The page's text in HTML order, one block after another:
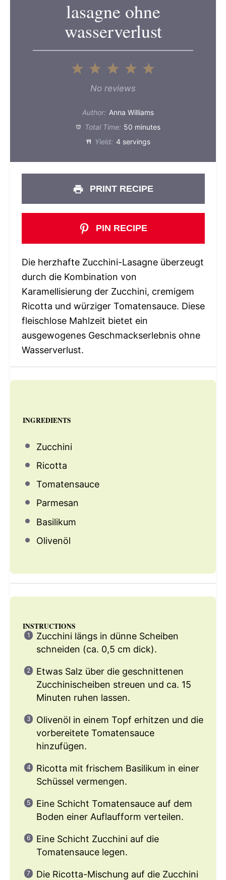
lasagne ohne
wasserverlust
4
3
Stars
2
Stars
Star
No reviews
Author: Anna Williams
Total Time: 50 minutes
Yield: 4 servings
PRINT RECIPE
PIN RECIPE
Die herzhafte Zucchini-Lasagne überzeugt
durch die Kombination von
Karamellisierung der Zucchini, cremigem
Ricotta und würziger Tomatensauce. Diese
fleischlose Mahlzeit bietet ein
ausgewogenes Geschmackserlebnis ohne
Wasserverlust.
INGREDIENTS
Zucchini
Ricotta
Tomatensauce
Parmesan
Basilikum
Olivenöl
INSTRUCTIONS
Zucchini längs in dünne Scheiben
schneiden (ca. 0,5 cm dick).
Etwas Salz über die geschnittenen
Zucchinischeiben streuen und ca. 15
Minuten ruhen lassen.
Olivenöl in einem Topf erhitzen und die
vorbereitete Tomatensauce
hinzufügen.
Ricotta mit frischem Basilikum in einer
Schüssel vermengen.
Eine Schicht Tomatensauce auf dem
Boden einer Auflaufform verteilen.
Eine Schicht Zucchini auf die
Tomatensauce legen.
Die Ricotta-Mischung auf die Zucchini